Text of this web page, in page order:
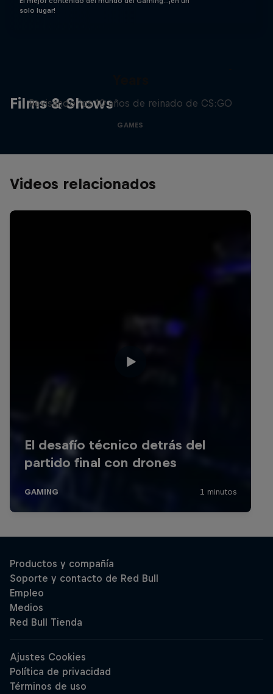
solo lugar!
Films & Shows
Revisando los 10 años de reinado de CS:GO
GAMES
Videos relacionados